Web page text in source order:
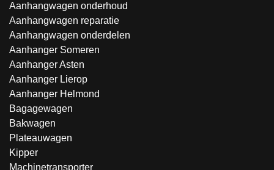
Aanhangwagen onderhoud
Aanhangwagen reparatie
Aanhangwagen onderdelen
Aanhanger Someren
Aanhanger Asten
Aanhanger Lierop
Aanhanger Helmond
Bagagewagen
Bakwagen
Plateauwagen
Kipper
Machinetransporter